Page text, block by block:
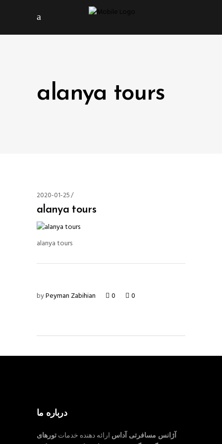
alanya tours
2020-01-25
alanya tours
alanya tours
byPeyman Zabihian 0 0
درباره ما
آژانس مسافرتی آداس ارائه دهنده خدماتتورهای